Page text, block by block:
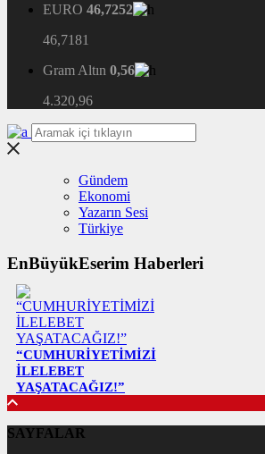
EURO 46,7252
46,7181
Gram Altın 0,56
4.320,96
Gündem
Ekonomi
Yazarın Sesi
Türkiye
EnBüyükEserim Haberleri
“CUMHURİYETİMİZİ
İLELEBET
YAŞATACAĞIZ!”
SAYFALAR